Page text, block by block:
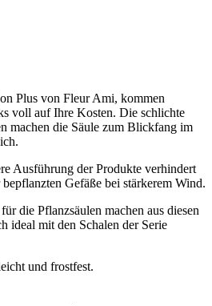
Plus von Fleur Ami, kommen
voll auf Ihre Kosten. Die schlichte
machen die Säule zum Blickfang im
Ausführung der Produkte verhindert
Gefäße bei stärkerem Wind.
die Pflanzsäulen machen aus diesen
ideal mit den Schalen der Serie
und frostfest.